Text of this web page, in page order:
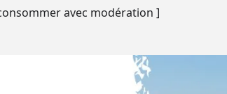
avec modération ]